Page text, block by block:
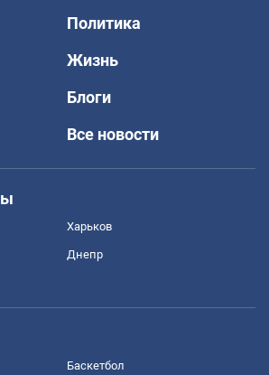
Политика
Жизнь
Блоги
Все новости
Харьков
Днепр
Баскетбол